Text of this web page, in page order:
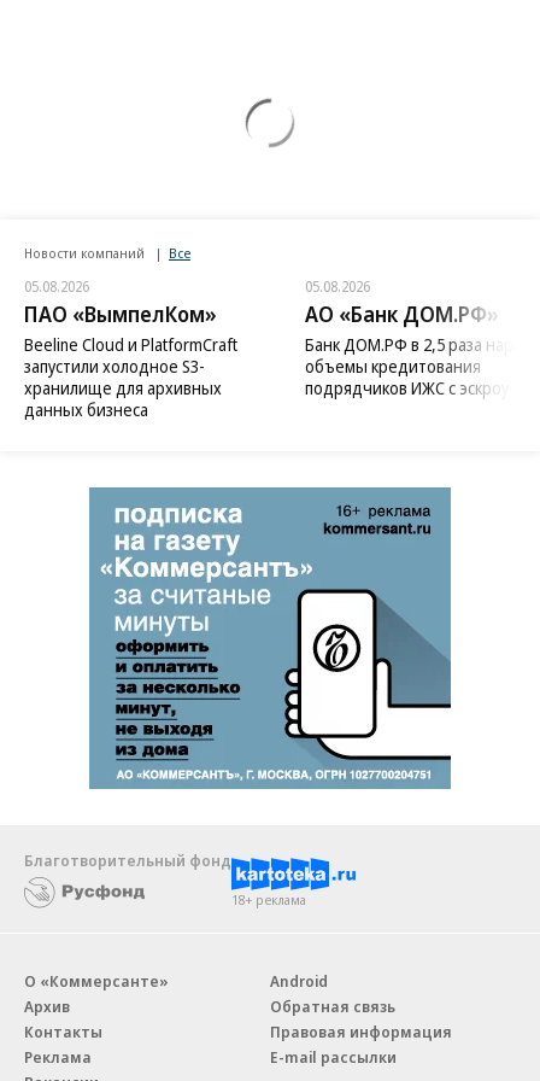
Новости компаний Все
05.08.2026
ПАО «ВымпелКом»
Beeline Cloud и PlatformCraft
запустили холодное S3-
хранилище для архивных
данных бизнеса
05.08.2026
АО «Банк ДОМ.РФ»
Банк ДОМ.РФ в 2,5 раза
объемы кредитования
подрядчиков ИЖС с эскроу
Благотворительный фонд
18+ реклама
О «Коммерсанте»
Архив
Контакты
Реклама
Android
Обратная связь
Правовая информация
E-mail рассылки